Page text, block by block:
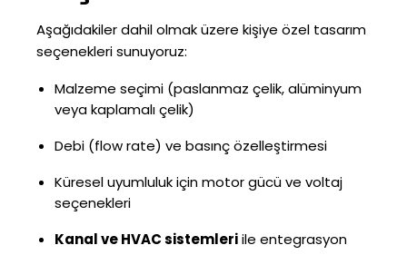
Aşağıdakiler dahil olmak üzere kişiye özel tasarım
seçenekleri sunuyoruz:
Malzeme seçimi (paslanmaz çelik, alüminyum
veya kaplamalı çelik)
Debi (flow rate) ve basınç özelleştirmesi
Küresel uyumluluk için motor gücü ve voltaj
seçenekleri
Kanal ve HVAC sistemleriile entegrasyon